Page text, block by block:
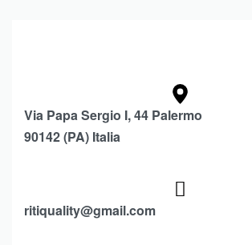
Via Papa Sergio I, 44 Palermo
90142 (PA) Italia
ritiquality@gmail.com